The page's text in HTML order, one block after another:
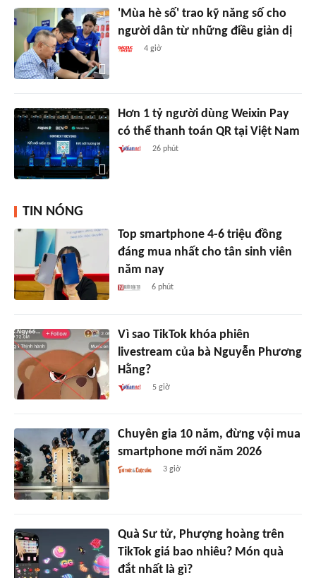
'Mùa hè số' trao kỹ năng số cho
người dân từ những điều giản dị
4 giờ
Hơn 1 tỷ người dùng Weixin Pay
có thể thanh toán QR tại Việt Nam
26 phút
TIN NÓNG
Top smartphone 4-6 triệu đồng
đáng mua nhất cho tân sinh viên
năm nay
6 phút
Vì sao TikTok khóa phiên
livestream của bà Nguyễn Phương
Hằng?
5 giờ
Chuyên gia 10 năm, đừng vội mua
smartphone mới năm 2026
3 giờ
Quà Sư tử, Phượng hoàng trên
TikTok giá bao nhiêu? Món quà
đắt nhất là gì?